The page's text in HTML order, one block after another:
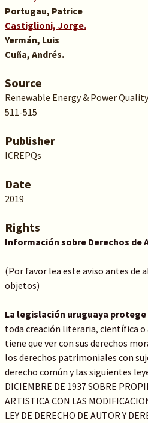
Portugau, Patrice
Castiglioni, Jorge.
Yermán, Luis
Cuña, Andrés.
Source
Renewable Energy & Power
511-515
Publisher
ICREPQs
Date
2019
Rights
Información sobre Derechos de
(Por favor lea este aviso antes de
objetos)
La legislación uruguaya protege
toda creación literaria, científica
tiene que ver con sus derechos
los derechos patrimoniales con
derecho común y las siguientes
DICIEMBRE DE 1937 SOBRE
ARTISTICA CON LAS
LEY DE DERECHO DE AUTOR Y